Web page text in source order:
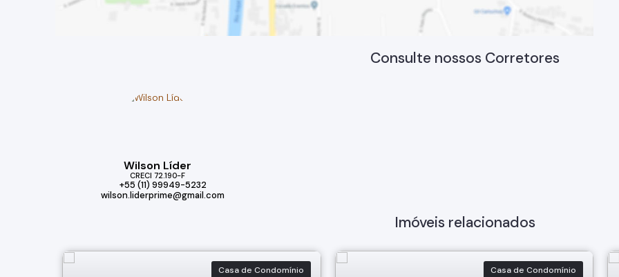
Consulte nossos Corretores
Wilson Líder
CRECI 72.190-F
+55 (11) 99949-5232
wilson.liderprime@gmail.com
Imóveis relacionados
Casa de Condomínio
Casa de Condomínio